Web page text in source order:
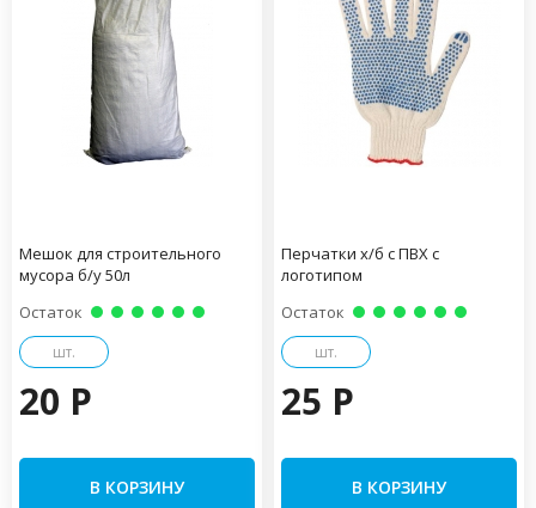
Мешок для строительного
мусора б/у 50л
Остаток
шт.
20 P
В КОРЗИНУ
Перчатки х/б с ПВХ с
логотипом
Остаток
шт.
25 P
В КОРЗИНУ